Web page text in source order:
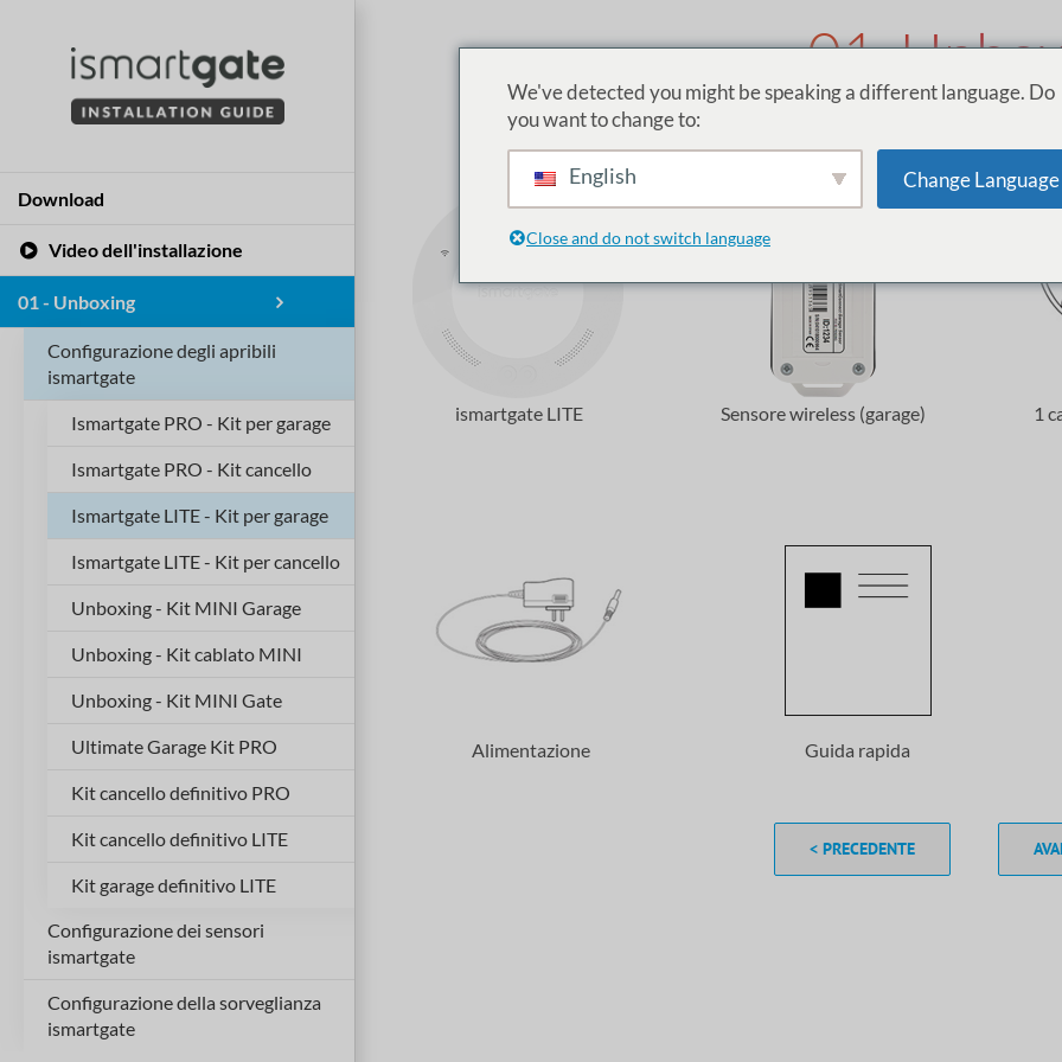
contenuto
Download
Video dell'installazione
01 - Unboxing
Configurazione degli apribili
ismartgate
Ismartgate PRO - Kit per garage
Ismartgate PRO - Kit cancello
Ismartgate LITE - Kit per garage
Ismartgate LITE - Kit per cancello
Unboxing - Kit MINI Garage
Unboxing - Kit cablato MINI
Unboxing - Kit MINI Gate
Ultimate Garage Kit PRO
Kit cancello definitivo PRO
Kit cancello definitivo LITE
Kit garage definitivo LITE
Configurazione dei sensori
ismartgate
Sensore wireless (garage)
Configurazione della sorveglianza
ismartgate
01.
ismartgate LITE Sensore wireless (garage) 1
Alimentazione Guida rapida
< PRECEDENTE
We've detected you might be speaking a different language. Do
you want to change to:
English Change Language
Close and do not switch language